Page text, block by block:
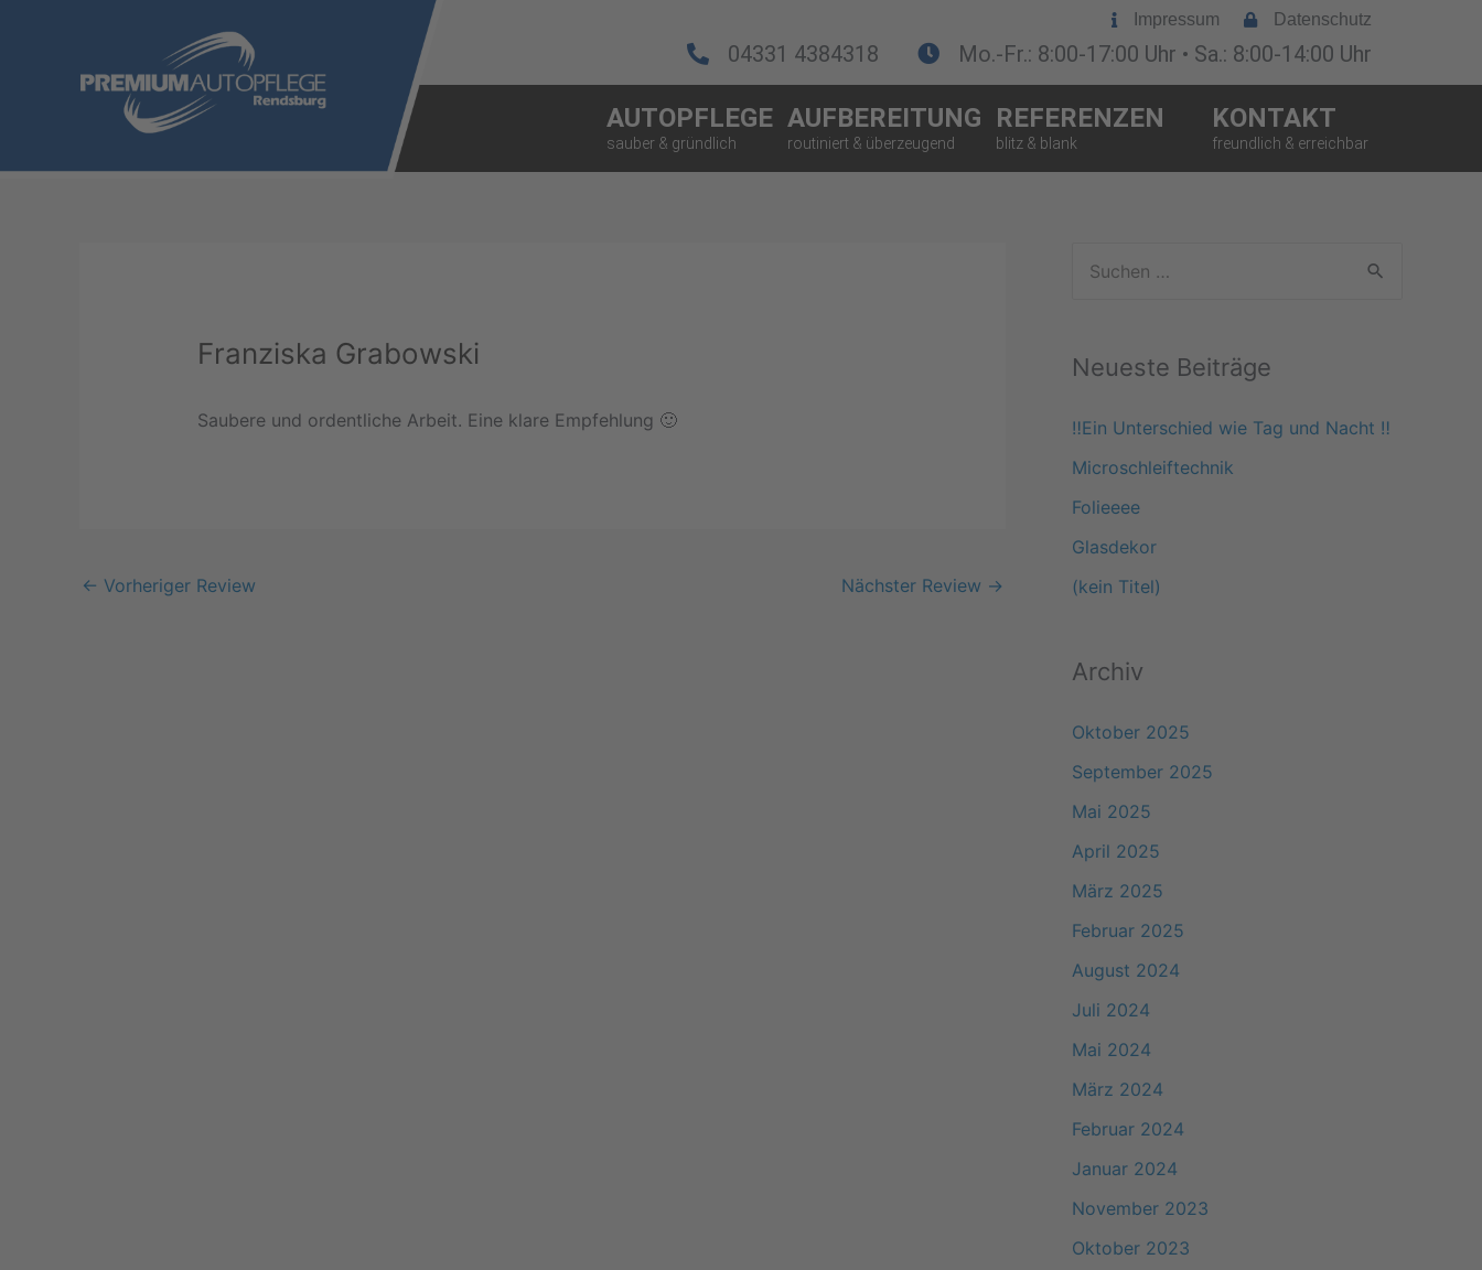
Impressum Datenschutz
04331 4384318 Mo.-Fr.: 8:00-17:00 Uhr • Sa.: 8:00-14:00 Uhr
AUTOPFLEGE AUFBEREITUNG REFERENZEN KONTAKT
Franziska Grabowski
Saubere und ordentliche Arbeit. Eine klare Empfehlung 🙂
← Vorheriger Review Nächster Review →
h
e
c
h
Neueste Beiträge
‼️Ein Unterschied wie Tag und Nacht ‼️
Microschleiftechnik
Folieeee
Glasdekor
(kein Titel)
Archiv
Oktober 2025
September 2025
Mai 2025
April 2025
März 2025
Februar 2025
August 2024
Juli 2024
Mai 2024
März 2024
Februar 2024
Januar 2024
November 2023
Oktober 2023